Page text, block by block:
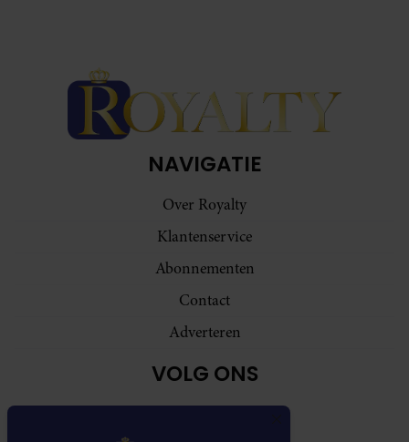
NAVIGATIE
Over Royalty
Klantenservice
Abonnementen
Contact
Adverteren
VOLG ONS